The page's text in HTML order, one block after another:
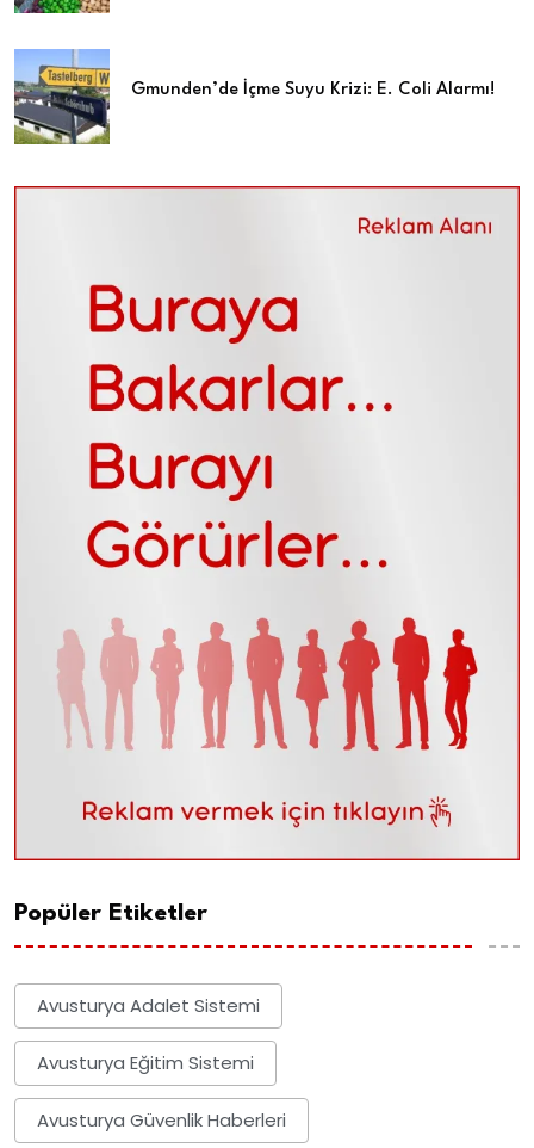
Gmunden’de İçme Suyu Krizi: E. Coli Alarmı!
Popüler Etiketler
Avusturya Adalet Sistemi
Avusturya Eğitim Sistemi
Avusturya Güvenlik Haberleri